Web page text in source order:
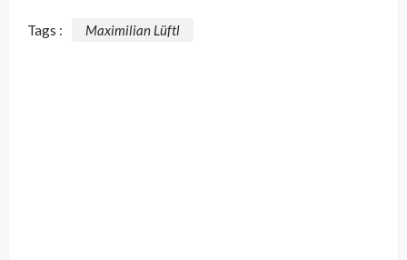
Tags : Maximilian Lüftl